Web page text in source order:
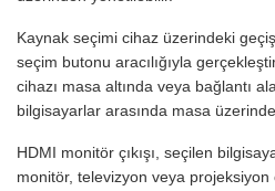
Kaynak seçimi cihaz üzerindeki
seçim butonu aracılığıyla
cihazı masa altında veya bağlantı
bilgisayarlar arasında masa
HDMI monitör çıkışı, seçilen
monitör, televizyon veya projeksiyon